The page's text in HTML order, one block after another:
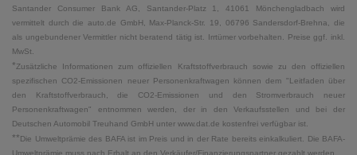
Santander Consumer Bank AG, Santander-Platz 1, 41061 Mönchengladbach wird
vermittelt durch die auto.de GmbH, Max-Planck-Str. 19, 06796 Sandersdorf-Brehna, die
als ungebundener Vermittler nicht beratend tätig ist. Irrtümer vorbehalten. Preise ggf. inkl.
MwSt.
*Zusätzliche Informationen zum offiziellen Kraftstoffverbrauch sowie zu den offiziellen
spezifischen CO2-Emissionen neuer Personenkraftwagen können dem "Leitfaden über
den Kraftstoffverbrauch, die CO2-Emissionen und den Stromverbrauch neuer
Personenkraftwagen" entnommen werden, der in den Verkaufsstellen und bei der
Deutschen Automobil Treuhand GmbH unter www.dat.de kostenfrei verfügbar ist.
**Die Umweltprämie des BAFA ist im Preis und in der Rate bereits einkalkuliert. Die BAFA-
Umweltprämie muss nach Erhalt an den Verkäufer/Finanzierungspartner gezahlt werden.